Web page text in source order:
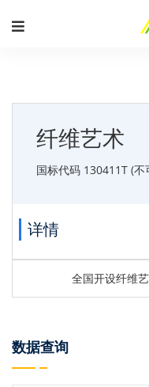
纤维艺术
国标代码 130411T (不
详情
全国开设纤维
数据查询